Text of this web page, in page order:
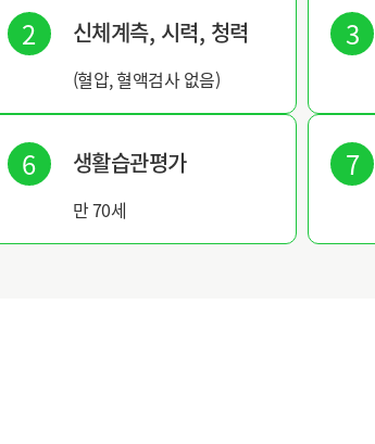
신체계측, 시력, 청력
(혈압, 혈액검사 없음)
생활습관평가
만 70세